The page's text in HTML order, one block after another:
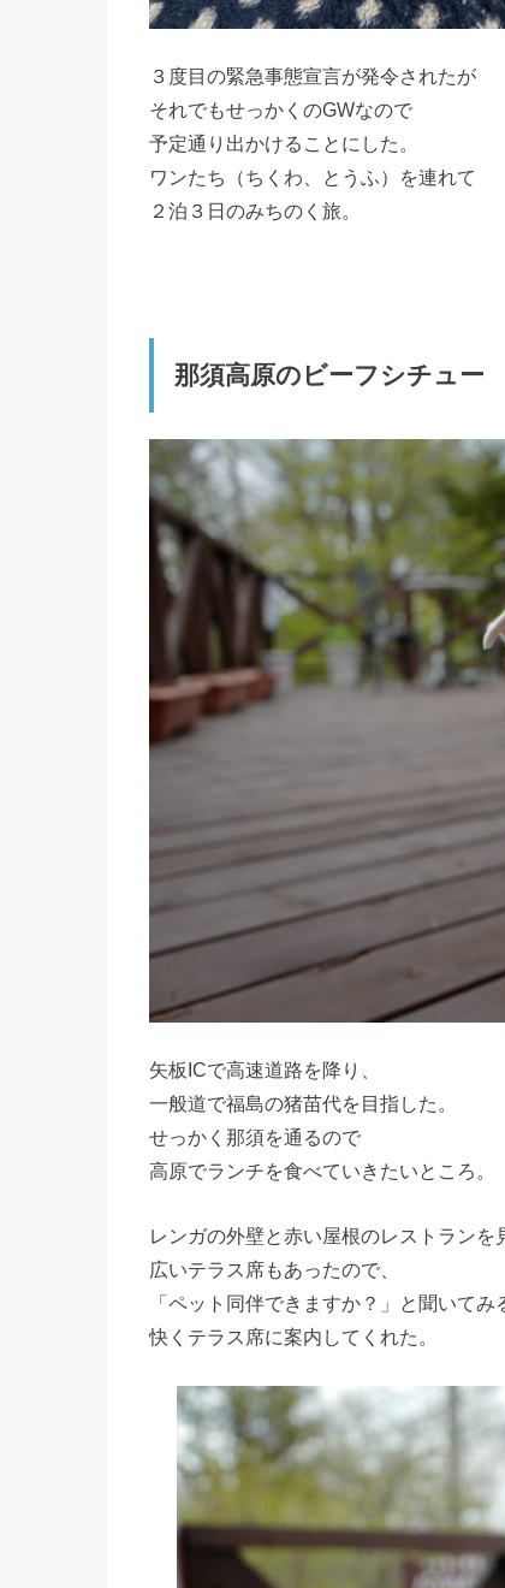
３度目の緊急事態宣言が発令されたが
それでもせっかくのGWなので
予定通り出かけることにした。
ワンたち（ちくわ、とうふ）を連れて
２泊３日のみちのく旅。
那須高原のビーフシチュー
矢板ICで高速道路を降り、
一般道で福島の猪苗代を目指した。
せっかく那須を通るので
高原でランチを食べていきたいところ。
レンガの外壁と赤い屋根のレストランを
広いテラス席もあったので、
「ペット同伴できますか？」と聞いてみ
快くテラス席に案内してくれた。